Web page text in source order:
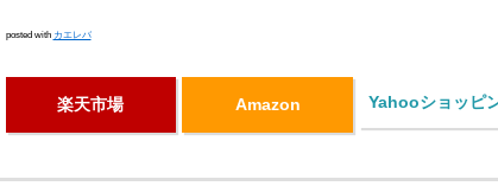
posted with カエレバ
楽天市場 Amazon Yahooショッピ